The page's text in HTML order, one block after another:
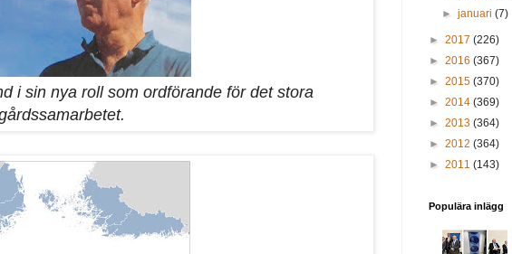
i sin nya roll som ordförande för det stora
► januari (7)
► 2017 (226)
► 2016 (367)
► 2015 (370)
► 2014 (369)
► 2013 (364)
► 2012 (364)
► 2011 (143)
Populära inlägg